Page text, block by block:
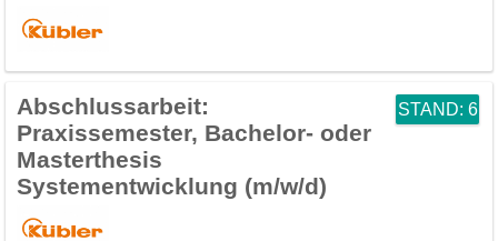
Abschlussarbeit:
Praxissemester, Bachelor- oder
Masterthesis
Systementwicklung (m/w/d)
STAND: 6